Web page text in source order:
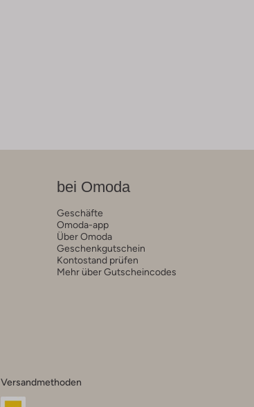
bei Omoda
Geschäfte
Omoda-app
Über Omoda
Geschenkgutschein
Kontostand prüfen
Mehr über Gutscheincodes
Versandmethoden